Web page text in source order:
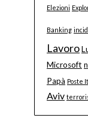
Elezioni
Banking
Lavoro
Microsoft
Papà Poste
Aviv